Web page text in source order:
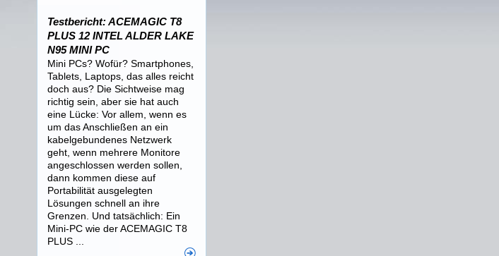
Testbericht: ACEMAGIC T8
PLUS 12 INTEL ALDER LAKE
N95 MINI PC
Mini PCs? Wofür? Smartphones,
Tablets, Laptops, das alles reicht
doch aus? Die Sichtweise mag
richtig sein, aber sie hat auch
eine Lücke: Vor allem, wenn es
um das Anschließen an ein
kabelgebundenes Netzwerk
geht, wenn mehrere Monitore
angeschlossen werden sollen,
dann kommen diese auf
Portabilität ausgelegten
Lösungen schnell an ihre
Grenzen. Und tatsächlich: Ein
Mini-PC wie der ACEMAGIC T8
PLUS ...